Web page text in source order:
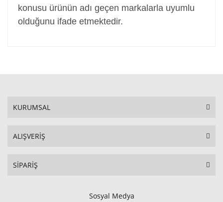
konusu ürünün adı geçen markalarla uyumlu
olduğunu ifade etmektedir.
KURUMSAL
ALIŞVERİŞ
SİPARİŞ
Sosyal Medya